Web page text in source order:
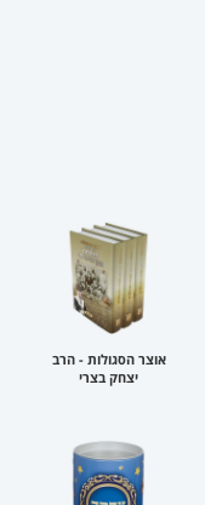
אוצר הסגולות - הרב
יצחק בצרי